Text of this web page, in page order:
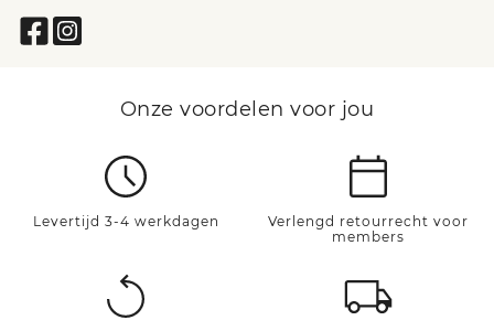
Onze voordelen voor jou
Levertijd 3-4 werkdagen
Verlengd retourrecht voor
members